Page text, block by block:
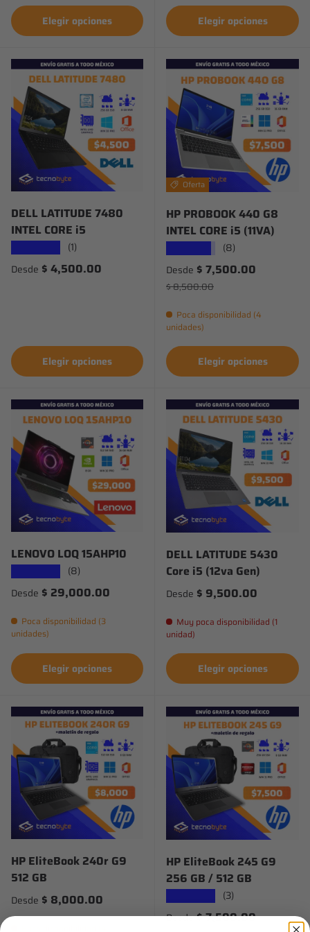
Elegir opciones Elegir opciones
DELL LATITUDE 7480
INTEL CORE i5
(1)
Precio normal
Desde $ 4,500.00
Elegir opciones
Oferta
HP PROBOOK 440 G8
INTEL CORE i5 (11VA)
(8)
Precio de venta
Desde $ 7,500.00
Precio normal
$ 8,500.00
Poca disponibilidad (4
unidades)
Elegir opciones
LENOVO LOQ 15AHP10
(8)
Precio normal
Desde $ 29,000.00
Poca disponibilidad (3
unidades)
Elegir opciones
DELL LATITUDE 5430
Core i5 (12va Gen)
Precio normal
Desde $ 9,500.00
Muy poca disponibilidad (1
unidad)
Elegir opciones
HP EliteBook 240r G9
512 GB
Precio normal
Desde $ 8,000.00
HP EliteBook 245 G9
256 GB / 512 GB
(3)
Precio normal
Desde$ 7,500.00